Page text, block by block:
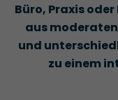
Büro, Praxis
aus
und
zu einem